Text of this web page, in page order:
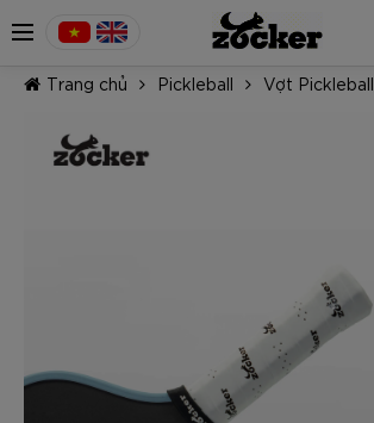
Trang chủ Pickleball Vợt Pickleball